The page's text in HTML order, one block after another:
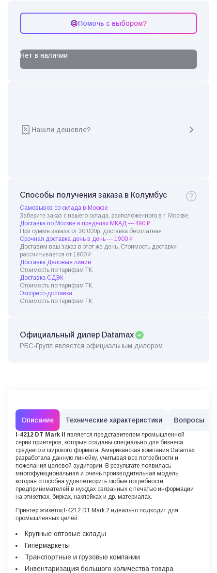
Помочь с выбором?
Нет в наличии
Нашли дешевле?
Способы получения заказа в Колумбус
Самовывоз со склада в Москве
Заберите заказ с нашего склада, расположенного в г. Москве.
Доставка по Москве в пределах МКАД — 490 ₽
При сумме заказа от 30 000р. доставка бесплатная
Срочная доставка день в день — 1900 ₽
Доставим ваш заказ в этот же день. Стоимость доставки
рассчитывается от 1900 ₽
Доставка Деловые линии
Стоимость по тарифам ТК.
Доставка СДЭК
Стоимость по тарифам ТК.
Экспресс-доставка
Стоимость по тарифам ТК.
Официальный дилер Datamax
РБС-Групп является официальным дилером
Описание Технические характеристики Вопросы
I-4212 DT Mark II
является представителем промышленной
серии принтеров, которые созданы специально для бизнеса
среднего и широкого формата. Американская компания Datamax
разработала данную линейку, учитывая все потребности и
пожелания целевой аудитории. В результате появилась
многофункциональная и очень производительная модель,
которая способна удовлетворить любые потребности
предпринимателей в нуждах связанных с печатью информации
на этикетках, бирках, наклейках и др. материалах.
Принтер этикеток I-4212 DT Mark 2 идеально подходит для
промышленных целей:
Крупные оптовые склады
Гипермаркеты
Транспортные и грузовые компании
Инвентаризация большого количества товара